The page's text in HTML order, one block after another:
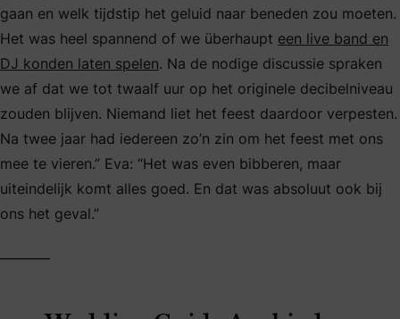
gaan en welk tijdstip het geluid naar beneden zou moeten.
Het was heel spannend of we überhaupt een live band en
DJ konden laten spelen. Na de nodige discussie spraken
we af dat we tot twaalf uur op het originele decibelniveau
zouden blijven. Niemand liet het feest daardoor verpesten.
Na twee jaar had iedereen zo’n zin om het feest met ons
mee te vieren.” Eva: “Het was even bibberen, maar
uiteindelijk komt alles goed. En dat was absoluut ook bij
ons het geval.”